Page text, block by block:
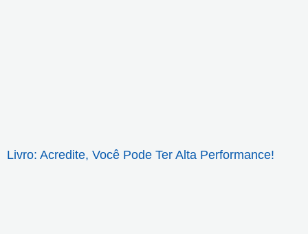
Livro: Acredite, Você Pode Ter Alta Performance!